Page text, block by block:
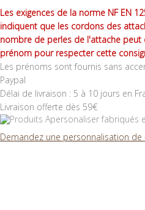
Les exigences de la norme NF EN
indiquent que les cordons des
nombre de perles de l'attache
prénom pour respecter cette
Les prénoms sont fournis sans
Paypal
Délai de livraison : 5 à 10 jours en
Livraison offerte dès 59€
Demandez une personnalisation